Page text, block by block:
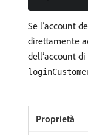
Se l’account
direttamente
dell’account